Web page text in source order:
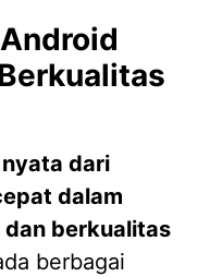
dari
dalam
dan berkualitas
berbagai